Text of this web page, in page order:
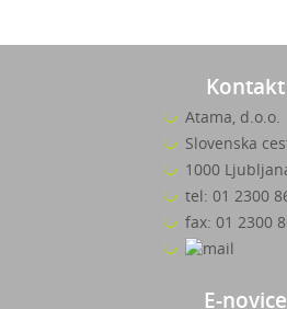
Kontakt
Atama, d.o.o.
Slovenska
1000
tel: 01 2300
fax: 01 2300
E-novice